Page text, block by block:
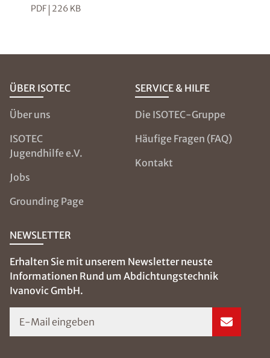
PDF 226 KB
ÜBER ISOTEC
Über uns
ISOTEC
Jugendhilfe e.V.
Jobs
Grounding Page
SERVICE & HILFE
Die ISOTEC-Gruppe
Häufige Fragen (FAQ)
Kontakt
NEWSLETTER
Erhalten Sie mit unserem Newsletter neuste
Informationen Rund um Abdichtungstechnik
Ivanovic GmbH.
E-Mail eingeben